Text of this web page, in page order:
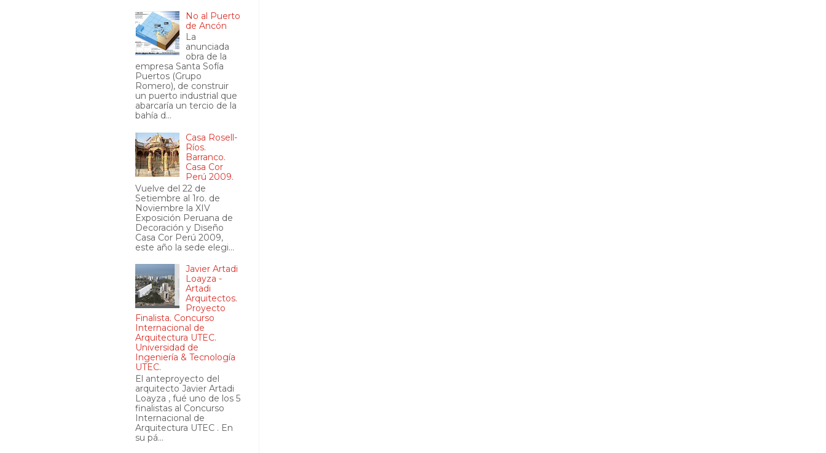
No al Puerto
de Ancón
La
anunciada
obra de la
empresa Santa Sofía
Puertos (Grupo
Romero), de construir
un puerto industrial que
abarcaría un tercio de la
bahía d...
Casa Rosell-
Ríos.
Barranco.
Casa Cor
Perú 2009.
Vuelve del 22 de
Setiembre al 1ro. de
Noviembre la XIV
Exposición Peruana de
Decoración y Diseño
Casa Cor Perú 2009,
este año la sede elegi...
Javier Artadi
Loayza -
Artadi
Arquitectos.
Proyecto
Finalista. Concurso
Internacional de
Arquitectura UTEC.
Universidad de
Ingeniería & Tecnología
UTEC.
El anteproyecto del
arquitecto Javier Artadi
Loayza , fué uno de los 5
finalistas al Concurso
Internacional de
Arquitectura UTEC . En
su pá...